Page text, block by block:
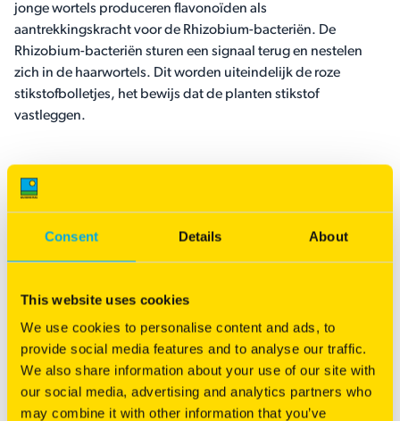
Consent Details About
This website uses cookies
We use cookies to personalise content and ads, to
provide social media features and to analyse our traffic.
We also share information about your use of our site with
our social media, advertising and analytics partners who
may combine it with other information that you’ve
jonge wortels produceren flavonoïden als
aantrekkingskracht voor de Rhizobium-bacteriën. De
Rhizobium-bacteriën sturen een signaal terug en nestelen
zich in de haarwortels. Dit worden uiteindelijk de roze
stikstofbolletjes, het bewijs dat de planten stikstof
vastleggen.
Hoe werkt Yellow Jacket Nitrogenerator?